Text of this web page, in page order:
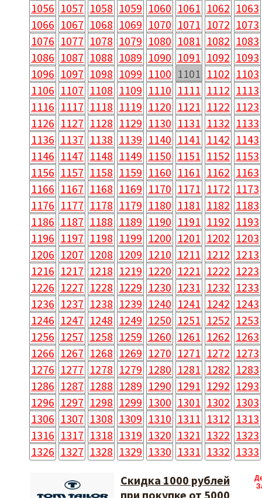
1056 1057 1058 1059 1060 1061 1062 1063
1066 1067 1068 1069 1070 1071 1072 1073
1076 1077 1078 1079 1080 1081 1082 1083
1086 1087 1088 1089 1090 1091 1092 1093
1096 1097 1098 1099 1100 1101 1102 1103
1106 1107 1108 1109 1110 1111 1112 1113
1116 1117 1118 1119 1120 1121 1122 1123
1126 1127 1128 1129 1130 1131 1132 1133
1136 1137 1138 1139 1140 1141 1142 1143
1146 1147 1148 1149 1150 1151 1152 1153
1156 1157 1158 1159 1160 1161 1162 1163
1166 1167 1168 1169 1170 1171 1172 1173
1176 1177 1178 1179 1180 1181 1182 1183
1186 1187 1188 1189 1190 1191 1192 1193
1196 1197 1198 1199 1200 1201 1202 1203
1206 1207 1208 1209 1210 1211 1212 1213
1216 1217 1218 1219 1220 1221 1222 1223
1226 1227 1228 1229 1230 1231 1232 1233
1236 1237 1238 1239 1240 1241 1242 1243
1246 1247 1248 1249 1250 1251 1252 1253
1256 1257 1258 1259 1260 1261 1262 1263
1266 1267 1268 1269 1270 1271 1272 1273
1276 1277 1278 1279 1280 1281 1282 1283
1286 1287 1288 1289 1290 1291 1292 1293
1296 1297 1298 1299 1300 1301 1302 1303
1306 1307 1308 1309 1310 1311 1312 1313
1316 1317 1318 1319 1320 1321 1322 1323
1326 1327 1328 1329 1330 1331 1332 1333
Скидка 1000 рублей
при покупке от 5000